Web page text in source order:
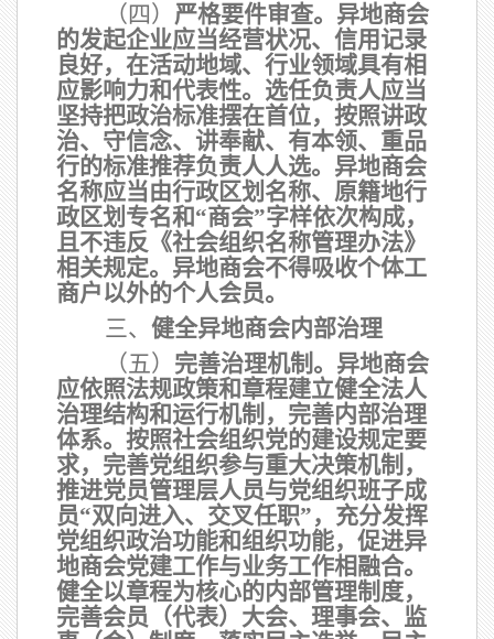
（四） 严格要件审查。 异地商会
的发起企业应当经营状况、信用记录
良好，在活动地域、行业领域具有相
应影响力和代表性。选任负责人应当
坚持把政治标准摆在首位，按照讲政
治、守信念、讲奉献、有本领、重品
行的标准推荐负责人人选。异地商会
名称应当由行政区划名称、原籍地行
政区划专名和“商会”字样依次构成，
且不违反《社会组织名称管理办法》
相关规定。异地商会不得吸收个体工
商户以外的个人会员。
三、 健全异地商会内部治理
（五） 完善治理机制。 异地商会
应依照法规政策和章程建立健全法人
治理结构和运行机制，完善内部治理
体系。按照社会组织党的建设规定要
求，完善党组织参与重大决策机制，
推进党员管理层人员与党组织班子成
员“双向进入、交叉任职”，充分发挥
党组织政治功能和组织功能，促进异
地商会党建工作与业务工作相融合。
健全以章程为核心的内部管理制度，
完善会员（代表）大会、理事会、监